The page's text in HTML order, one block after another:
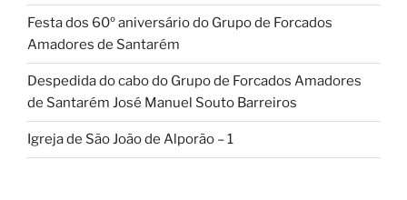
Festa dos 60º aniversário do Grupo de Forcados
Amadores de Santarém
Despedida do cabo do Grupo de Forcados Amadores
de Santarém José Manuel Souto Barreiros
Igreja de São João de Alporão – 1